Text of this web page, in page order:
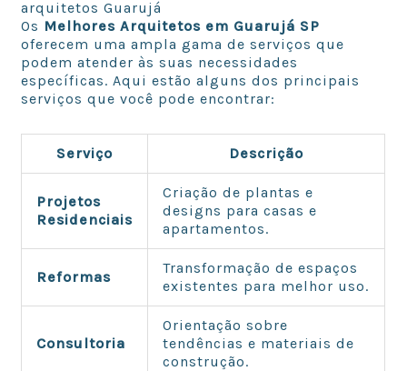
arquitetos Guarujá
Os Melhores Arquitetos em Guarujá SP
oferecem uma ampla gama de serviços que
podem atender às suas necessidades
específicas. Aqui estão alguns dos principais
serviços que você pode encontrar:
Serviço Descrição
Projetos
Residenciais
Criação de plantas e
designs para casas e
apartamentos.
Reformas
Transformação de espaços
existentes para melhor uso.
Consultoria
Orientação sobre
tendências e materiais de
construção.